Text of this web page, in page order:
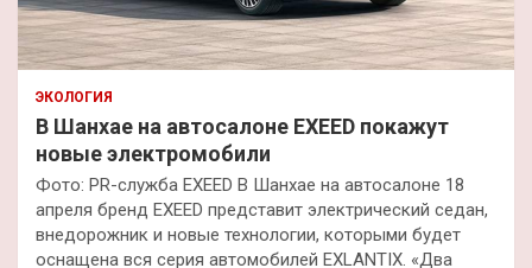
ЭКОЛОГИЯ
В Шанхае на автосалоне EXEED покажут
новые электромобили
Фото: PR-служба EXEED В Шанхае на автосалоне 18
апреля бренд EXEED представит электрический седан,
внедорожник и новые технологии, которыми будет
оснащена вся серия автомобилей EXLANTIX. «Два